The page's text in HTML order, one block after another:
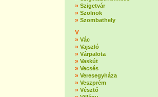
» Szigetvár
» Szolnok
» Szombathely
V
» Vác
» Vajszló
» Várpalota
» Vaskút
» Vecsés
» Veresegyháza
» Veszprém
» Vésztő